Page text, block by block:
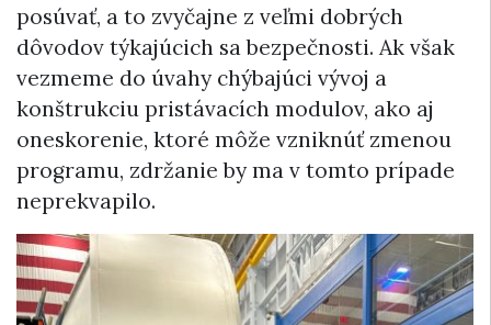
posúvať, a to zvyčajne z veľmi dobrých
dôvodov týkajúcich sa bezpečnosti. Ak však
vezmeme do úvahy chýbajúci vývoj a
konštrukciu pristávacích modulov, ako aj
oneskorenie, ktoré môže vzniknúť zmenou
programu, zdržanie by ma v tomto prípade
neprekvapilo.